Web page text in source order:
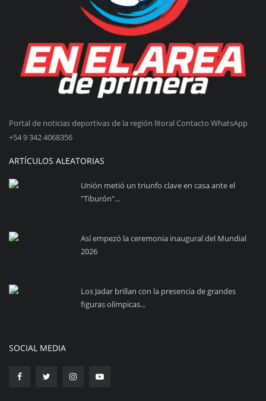
Portal de noticias deportivas de la región litoral Contacto WhatsApp
+54 9 342 4068356
ARTÍCULOS ALEATORIAS
Unión metió un triunfo clave en casa ante el
"Tiburón"...
Así empezó la ceremonia inaugural del Mundial
2026
Los Jadar brillan con la presencia de grandes
figuras olímpicas...
SOCIAL MEDIA